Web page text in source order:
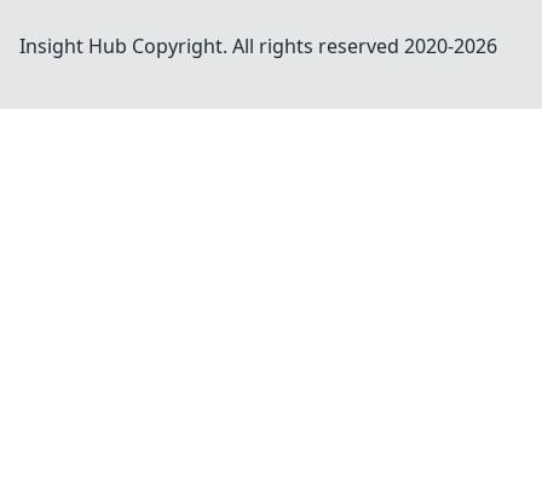
Insight Hub Copyright. All rights reserved 2020-2026